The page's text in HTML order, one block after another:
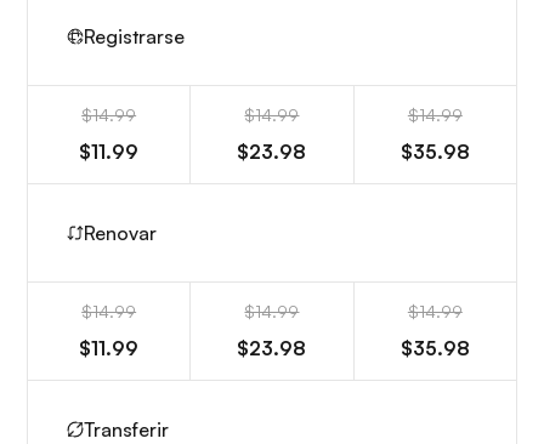
Registrarse
$14.99
$11.99
$14.99
$23.98
$14.99
$35.98
Renovar
$14.99
$11.99
$14.99
$23.98
$14.99
$35.98
Transferir